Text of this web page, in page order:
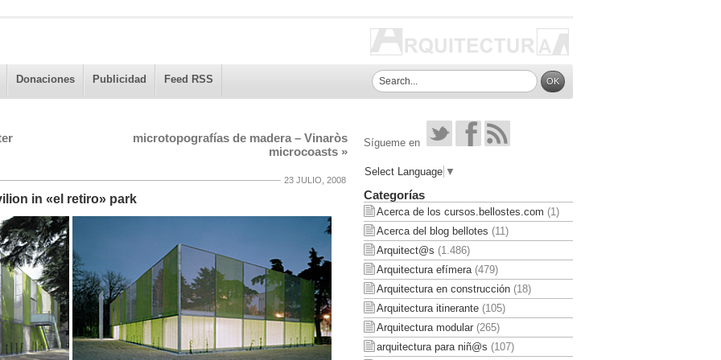
Donaciones Publicidad Feed RSS
microtopografías de madera – Vinaròs
microcoasts »
23 JULIO, 2008
in «el retiro» park
Sígueme en
Select Language ▼
Categorías
Acerca de los cursos.bellostes.com (1)
Acerca del blog bellotes (11)
Arquitect@s (1.486)
Arquitectura efímera(479)
Arquitectura en construcción(18)
Arquitectura itinerante(105)
Arquitectura modular(265)
arquitectura para niñ@s (107)